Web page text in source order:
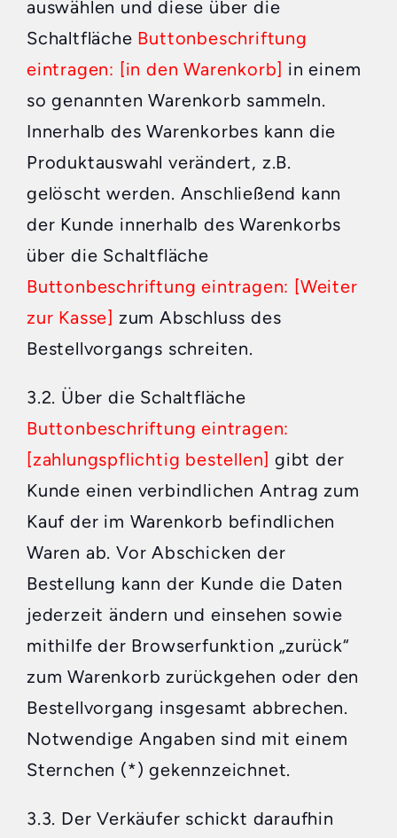
auswählen und diese über die
Schaltfläche Buttonbeschriftung
eintragen: [in den Warenkorb] in einem
so genannten Warenkorb sammeln.
Innerhalb des Warenkorbes kann die
Produktauswahl verändert, z.B.
gelöscht werden. Anschließend kann
der Kunde innerhalb des Warenkorbs
über die Schaltfläche
Buttonbeschriftung eintragen: [Weiter
zur Kasse] zum Abschluss des
Bestellvorgangs schreiten.
3.2. Über die Schaltfläche
Buttonbeschriftung eintragen:
[zahlungspflichtig bestellen] gibt der
Kunde einen verbindlichen Antrag zum
Kauf der im Warenkorb befindlichen
Waren ab. Vor Abschicken der
Bestellung kann der Kunde die Daten
jederzeit ändern und einsehen sowie
mithilfe der Browserfunktion „zurück“
zum Warenkorb zurückgehen oder den
Bestellvorgang insgesamt abbrechen.
Notwendige Angaben sind mit einem
Sternchen (*) gekennzeichnet.
3.3. Der Verkäufer schickt daraufhin